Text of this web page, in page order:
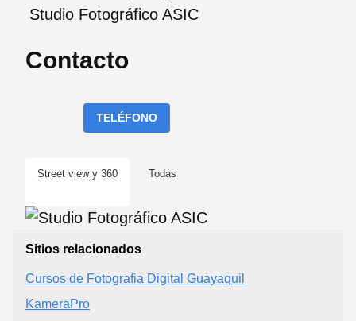
Studio Fotográfico ASIC
Contacto
TELÉFONO
Street view y 360 Todas
Sitios relacionados
Cursos de Fotografia Digital Guayaquil
KameraPro